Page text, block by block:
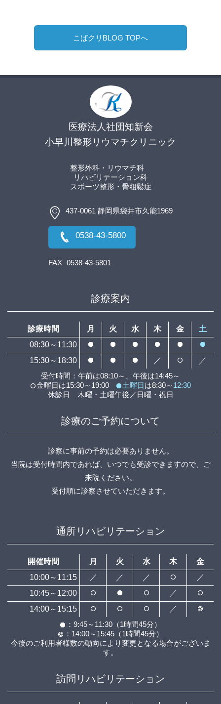
こばクリBLOG TOPへ
医療法人社団知新会
小早川整形リウマチクリニック
整形外科・リウマチ科
リハビリテーション科
スポーツ整形 ・骨粗鬆症
437-0061 静岡県袋井市久能1969
0538-43-5800
FAX 0538-43-5801
診療案内
診療時間 月 火 水 木 金
土
08:30～11:30
15:30～18:30
／
／
受付時間：午前は08:10～、午後は14:45～
金曜日は15:30～19:00
土曜日は8:30～ 12:30
休診日 木曜・土曜午後／日曜・祝日
診療のご予約について
診察に事前の予約は必要ありません。
当院は受付時間内であれば、いつでも受診できますので、ご
来院ください。
受付順に診察させていただきます。
通所リハビリテーション
開催時間 月 火 水 木
金
10:00～11:15
／ ／ ／
／
10:45～12:00
／
14:00～15:15
／
：9:45～11:30（1時間45分）
：14:00～15:45（1時間45分）
今後のご利用者様数の動向により変更となる場合がございま
す。
訪問リハビリテーション